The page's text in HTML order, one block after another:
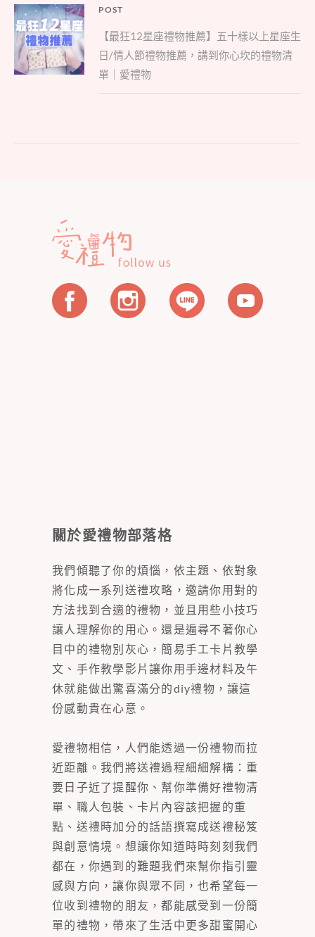
文
章
導
覽
POST
Parent
post:
【最狂12星座禮物推薦】五十樣以上星座生
日/情人節禮物推薦，講到你心坎的禮物清
單｜愛禮物
關於愛禮物部落格
我們傾聽了你的煩惱，依主題、依對象
將化成一系列送禮攻略，邀請你用對的
方法找到合適的禮物，並且用些小技巧
讓人理解你的用心。還是遍尋不著你心
目中的禮物別灰心，簡易手工卡片教學
文、手作教學影片讓你用手邊材料及午
休就能做出驚喜滿分的diy禮物，讓這
份感動貴在心意。
愛禮物相信，人們能透過一份禮物而拉
近距離。我們將送禮過程細細解構：重
要日子近了提醒你、幫你準備好禮物清
單、職人包裝、卡片內容該把握的重
點、送禮時加分的話語撰寫成送禮秘笈
與創意情境。想讓你知道時時刻刻我們
都在，你遇到的難題我們來幫你指引靈
感與方向，讓你與眾不同，也希望每一
位收到禮物的朋友，都能感受到一份簡
單的禮物，帶來了生活中更多甜蜜開心